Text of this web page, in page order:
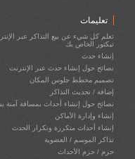
تعليمات
تعلم كل شيء عن بيع التذاكر عبر
تيكتور الخاص بك
إنشاء حدث
نصائح حول إنشاء حدث عبر الإنترنت
تصميم مخطط جلوس المكان
إضافة / تحديث التذاكر
نصائح حول إنشاء أحداث بمسافة آمنة
إنشاء وإدارة الأماكن
إنشاء أحداث متكررة وتكرار الحدث
تذاكر الموسم / العضوية
حزم / حزم الأحداث